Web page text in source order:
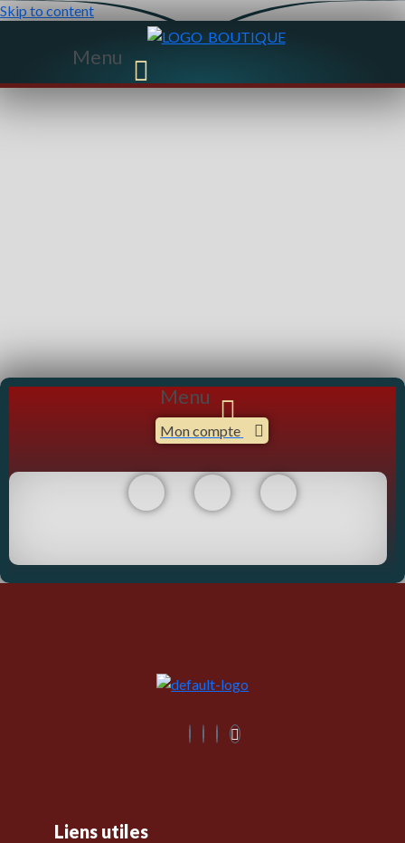
Skip to content
Menu
Menu
Mon compte
Liens utiles